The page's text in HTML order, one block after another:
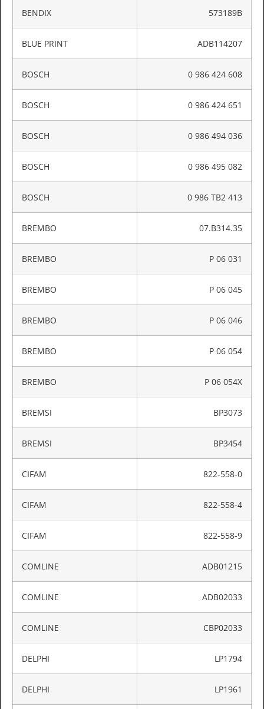
BENDIX 573189B
BLUE PRINT ADB114207
BOSCH 0 986 424 608
BOSCH 0 986 424 651
BOSCH 0 986 494 036
BOSCH 0 986 495 082
BOSCH 0 986 TB2 413
BREMBO 07.B314.35
BREMBO P 06 031
BREMBO P 06 045
BREMBO P 06 046
BREMBO P 06 054
BREMBO P 06 054X
BREMSI BP3073
BREMSI BP3454
CIFAM 822-558-0
CIFAM 822-558-4
CIFAM 822-558-9
COMLINE ADB01215
COMLINE ADB02033
COMLINE CBP02033
DELPHI LP1794
DELPHI LP1961